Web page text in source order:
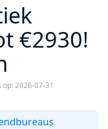
€2930!
op: 2026-07-31